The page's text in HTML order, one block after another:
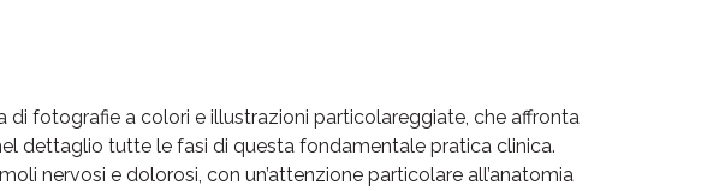
di fotografie a colori e illustrazioni particolareggiate, che affronta
dettaglio tutte le fasi di questa fondamentale pratica clinica.
nervosi e dolorosi, con un’attenzione particolare all’anatomia